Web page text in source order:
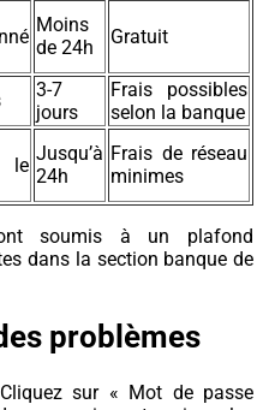
Moins
de 24h
Gratuit
3-7
jours
Frais possibles
selon la banque
le
Jusqu’à
24h
Frais de réseau
minimes
soumis à un plafond
dans la section banque de
problèmes
Cliquez sur « Mot de passe